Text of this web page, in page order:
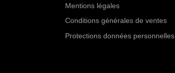
Mentions légales
Conditions générales de ventes
Protections données personnelles